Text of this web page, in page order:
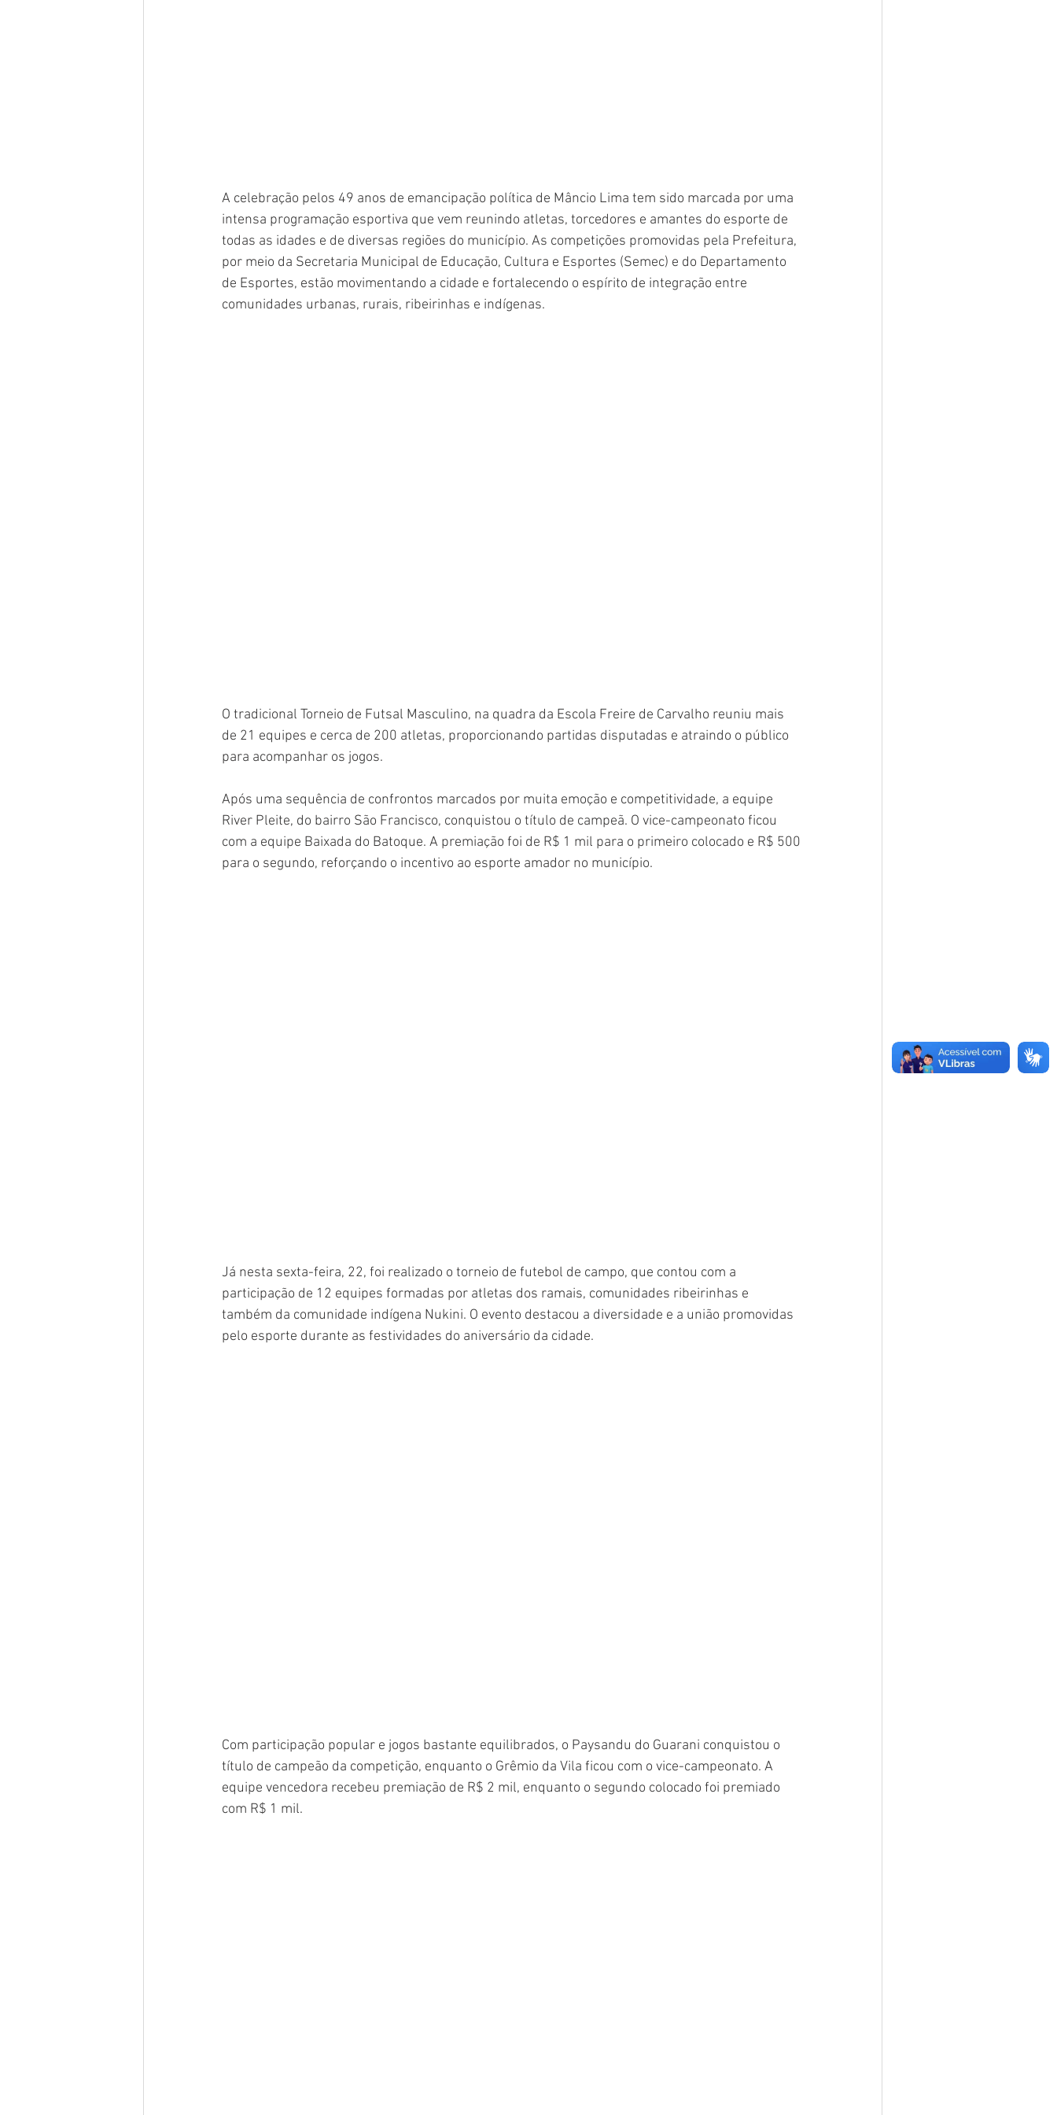
A celebração pelos 49 anos de emancipação política de Mâncio Lima tem sido marcada por uma
intensa programação esportiva que vem reunindo atletas, torcedores e amantes do esporte de
todas as idades e de diversas regiões do município. As competições promovidas pela Prefeitura,
por meio da Secretaria Municipal de Educação, Cultura e Esportes (Semec) e do Departamento
de Esportes, estão movimentando a cidade e fortalecendo o espírito de integração entre
comunidades urbanas, rurais, ribeirinhas e indígenas.
O tradicional Torneio de Futsal Masculino, na quadra da Escola Freire de Carvalho reuniu mais
de 21 equipes e cerca de 200 atletas, proporcionando partidas disputadas e atraindo o público
para acompanhar os jogos.
Após uma sequência de confrontos marcados por muita emoção e competitividade, a equipe
River Pleite, do bairro São Francisco, conquistou o título de campeã. O vice-campeonato ficou
com a equipe Baixada do Batoque. A premiação foi de R$ 1 mil para o primeiro colocado e R$ 500
para o segundo, reforçando o incentivo ao esporte amador no município.
Já nesta sexta-feira, 22, foi realizado o torneio de futebol de campo, que contou com a
participação de 12 equipes formadas por atletas dos ramais, comunidades ribeirinhas e
também da comunidade indígena Nukini. O evento destacou a diversidade e a união promovidas
pelo esporte durante as festividades do aniversário da cidade.
Com participação popular e jogos bastante equilibrados, o Paysandu do Guarani conquistou o
título de campeão da competição, enquanto o Grêmio da Vila ficou com o vice-campeonato. A
equipe vencedora recebeu premiação de R$ 2 mil, enquanto o segundo colocado foi premiado
com R$ 1 mil.